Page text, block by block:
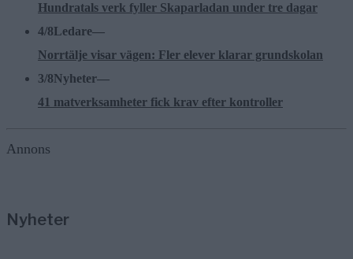
Hundratals verk fyller Skaparladan under tre dagar
4/8Ledare—
Norrtälje visar vägen: Fler elever klarar grundskolan
3/8Nyheter—
41 matverksamheter fick krav efter kontroller
Annons
Nyheter